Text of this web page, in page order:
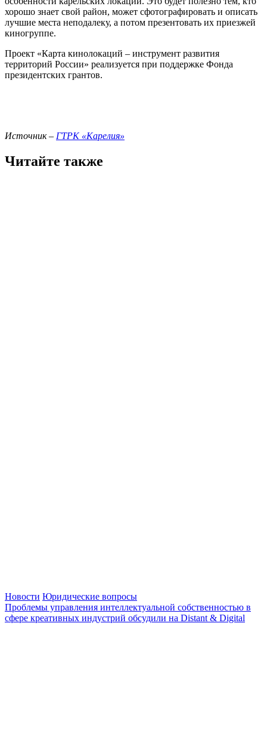
хорошо знает свой район, может сфотографировать и описать
лучшие места неподалеку, а потом презентовать их приезжей
киногруппе.
Проект «Карта кинолокаций – инструмент развития
территорий России» реализуется при поддержке Фонда
президентских грантов.
Источник – ГТРК «Карелия»
Читайте также
Новости Юридические вопросы
Проблемы управления интеллектуальной собственностью в
сфере креативных индустрий обсудили на Distant & Digital